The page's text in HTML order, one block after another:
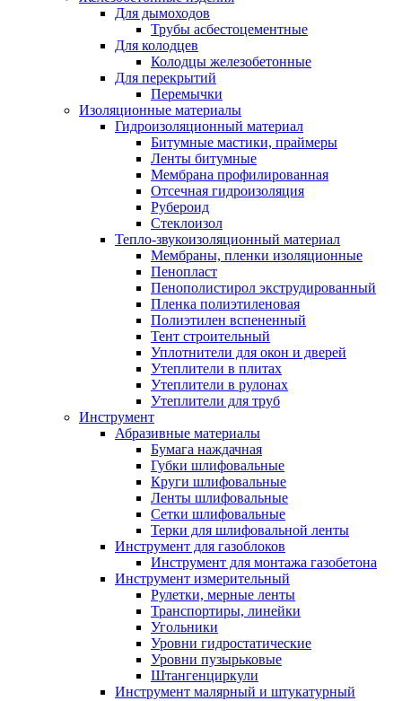
Для дымоходов
Трубы асбестоцементные
Для колодцев
Колодцы железобетонные
Для перекрытий
Перемычки
Изоляционные материалы
Гидроизоляционный материал
Битумные мастики, праймеры
Ленты битумные
Мембрана профилированная
Отсечная гидроизоляция
Рубероид
Стеклоизол
Тепло-звукоизоляционный материал
Мембраны, пленки изоляционные
Пенопласт
Пенополистирол экструдированный
Пленка полиэтиленовая
Полиэтилен вспененный
Тент строительный
Уплотнители для окон и дверей
Утеплители в плитах
Утеплители в рулонах
Утеплители для труб
Инструмент
Абразивные материалы
Бумага наждачная
Губки шлифовальные
Круги шлифовальные
Ленты шлифовальные
Сетки шлифовальные
Терки для шлифовальной ленты
Инструмент для газоблоков
Инструмент для монтажа газобетона
Инструмент измерительный
Рулетки, мерные ленты
Транспортиры, линейки
Угольники
Уровни гидростатические
Уровни пузырьковые
Штангенциркули
Инструмент малярный и штукатурный